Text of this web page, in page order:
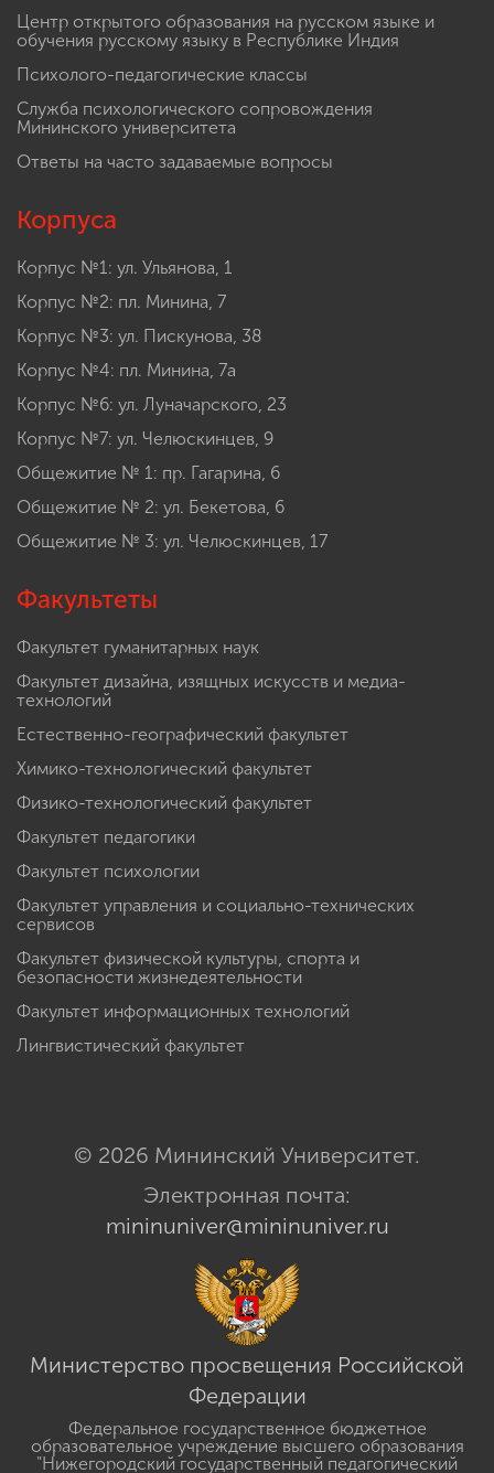
Центр открытого образования на русском языке и
обучения русскому языку в Республике Индия
Психолого-педагогические классы
Служба психологического сопровождения
Мининского университета
Ответы на часто задаваемые вопросы
Корпуса
Корпус №1: ул. Ульянова, 1
Корпус №2: пл. Минина, 7
Корпус №3: ул. Пискунова, 38
Корпус №4: пл. Минина, 7а
Корпус №6: ул. Луначарского, 23
Корпус №7: ул. Челюскинцев, 9
Общежитие № 1: пр. Гагарина, 6
Общежитие № 2: ул. Бекетова, 6
Общежитие № 3: ул. Челюскинцев, 17
Факультеты
Факультет гуманитарных наук
Факультет дизайна, изящных искусств и медиа-
технологий
Естественно-географический факультет
Химико-технологический факультет
Физико-технологический факультет
Факультет педагогики
Факультет психологии
Факультет управления и социально-технических
сервисов
Факультет физической культуры, спорта и
безопасности жизнедеятельности
Факультет информационных технологий
Лингвистический факультет
© 2026 Мининский Университет.
Электронная почта:
mininuniver@mininuniver.ru
Министерство просвещения Российской
Федерации
Федеральное государственное бюджетное
образовательное учреждение высшего образования
"Нижегородский государственный педагогический